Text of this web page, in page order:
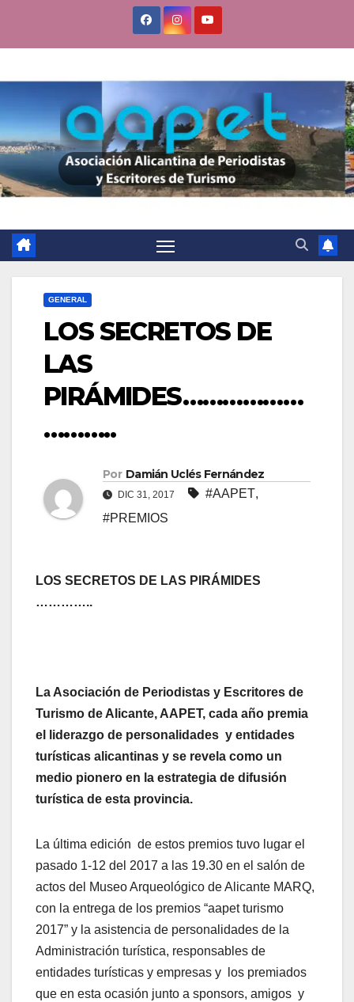
GENERAL
LOS SECRETOS DE
LAS
PIRÁMIDES………………
………..
Por Damián Uclés Fernández
DIC 31, 2017 #AAPET,
#PREMIOS
LOS SECRETOS DE LAS PIRÁMIDES
…………..
La Asociación de Periodistas y Escritores de
Turismo de Alicante, AAPET, cada año premia
el liderazgo de personalidades y entidades
turísticas alicantinas y se revela como un
medio pionero en la estrategia de difusión
turística de esta provincia.
La última edición de estos premios tuvo lugar el
pasado 1-12 del 2017 a las 19.30 en el salón de
actos del Museo Arqueológico de Alicante MARQ,
con la entrega de los premios “aapet turismo
2017” y la asistencia de personalidades de la
Administración turística, responsables de
entidades turísticas y empresas y los premiados
que en esta ocasión junto a sponsors, amigos y